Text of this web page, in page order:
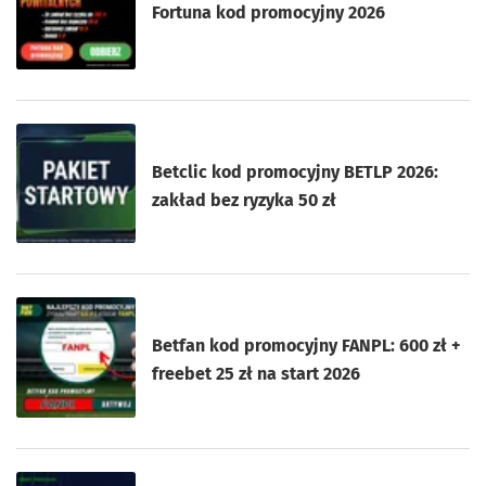
Fortuna kod promocyjny 2026
Betclic kod promocyjny BETLP 2026:
zakład bez ryzyka 50 zł
Betfan kod promocyjny FANPL: 600 zł +
freebet 25 zł na start 2026